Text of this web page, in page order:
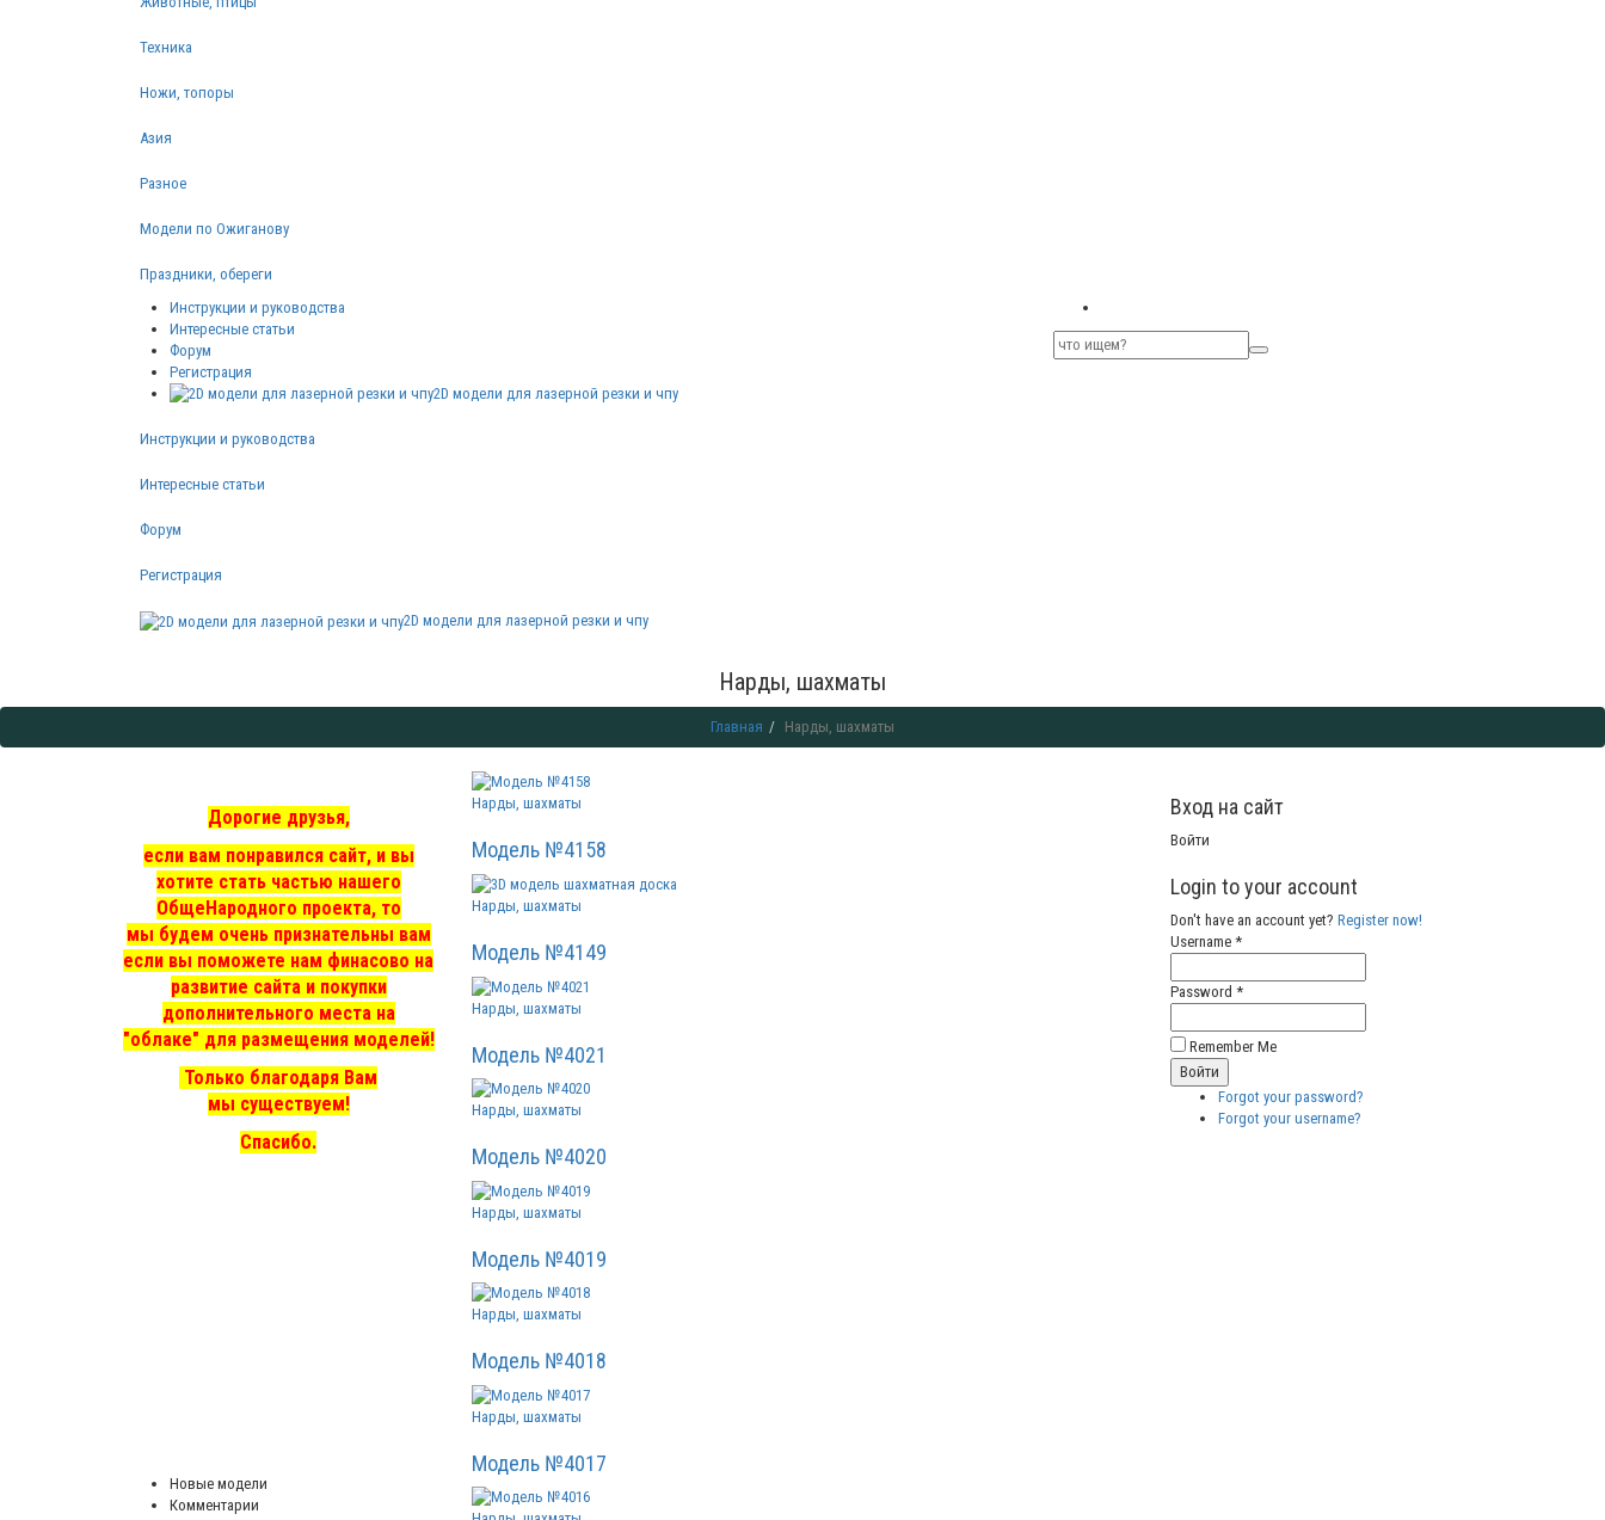
Техника
Ножи, топоры
Азия
Разное
Модели по Ожиганову
Праздники, обереги
Инструкции и руководства
Интересные статьи
Форум
Регистрация
2D модели для лазерной резки и чпу
Инструкции и руководства
Интересные статьи
Форум
Регистрация
2D модели для лазерной резки и чпу
Нарды, шахматы
Главная Нарды, шахматы
Дорогие друзья,
если вам понравился сайт, и вы
хотите стать частью нашего
ОбщеНародного проекта, то
мы будем очень признательны вам
если вы поможете нам финасово на
развитие сайта и покупки
дополнительного места на
"облаке" для размещения моделей!
Только благодаря Вам
мы существуем!
Спасибо.
Новые модели
Комментарии
Нарды, шахматы
Модель №4158
Нарды, шахматы
Модель №4149
Нарды, шахматы
Модель №4021
Нарды, шахматы
Модель №4020
Нарды, шахматы
Модель №4019
Нарды, шахматы
Модель №4018
Нарды, шахматы
Модель №4017
Вход на сайт
Войти
Login to your account
Don't have an account yet? Register now!
Username *
Password *
Remember Me
Forgot your password?
Forgot your username?